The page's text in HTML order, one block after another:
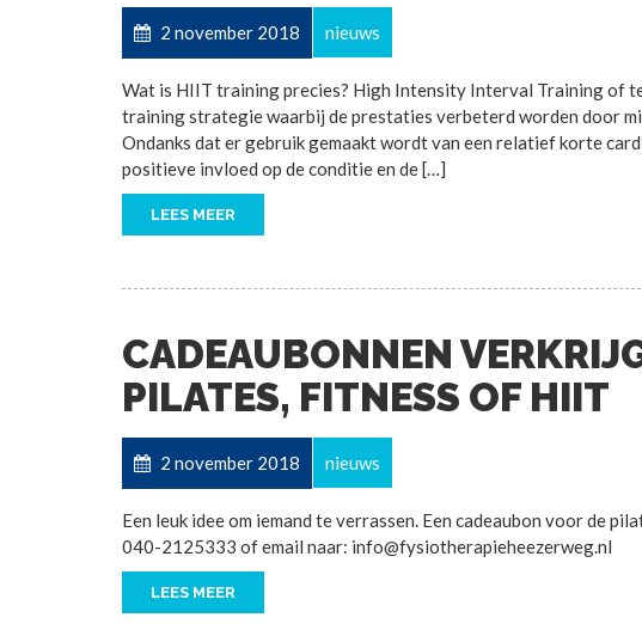
2 november 2018 nieuws
Wat is HIIT training precies? High Intensity Interval Training of
training strategie waarbij de prestaties verbeterd worden door
Ondanks dat er gebruik gemaakt wordt van een relatief korte
positieve invloed op de conditie en de […]
LEES MEER
CADEAUBONNEN
PILATES, FITNESS OF HIIT
2 november 2018 nieuws
Een leuk idee om iemand te verrassen. Een cadeaubon voor de
040-2125333 of email naar: info@fysiotherapieheezerweg.nl
LEES MEER